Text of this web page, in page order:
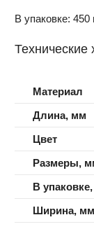
В упаковке: 450
Технические
Материал
Длина, мм
Цвет
Размеры,
В
Ширина, мм